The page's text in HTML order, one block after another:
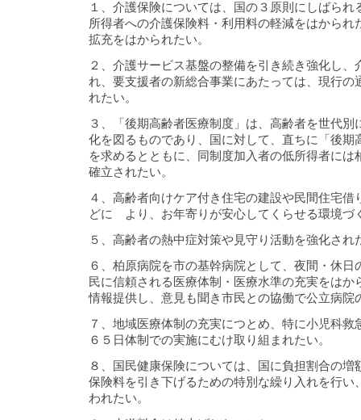
１、介護保険については、国の３原則にしばられ
所得者への介護保険料・利用料の軽減をはかられ
拡充をはかられたい。
２、介護サービス基盤の整備を引き続き強化し、
れ、要支援者の新総合事業にあたっては、現行の
れたい。
３、「後期高齢者医療制度」は、高齢者を世代別
化を図るものであり、国に対して、直ちに「後期
を求めるとともに、同制度加入者の低所得者には
確立されたい。
４、高齢者向けケア付き住宅の建設や民間住宅借
どに より、お年寄りが安心してくらせる環境づ
５、高齢者の熱中症対策や見守り活動を強化され
６、柏原病院を市の基幹病院として、夜間・休日
民に信頼される医療体制・医療水準の充実をはか
情報提供し、意見も聞き市民との協働で公立病院
７、地域医療体制の充実につとめ、特に小児科救
６５日体制での実施にむけ取り組まれたい。
８、国民健康保険については、国に負担割合の増
保険料を引き下げるための特別な繰り入れを行い
われたい。